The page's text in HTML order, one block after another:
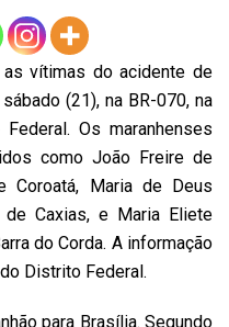
vítimas do acidente de
(21), na BR-070, na
Os maranhenses
como João Freire de
Coroatá, Maria de Deus
de Caxias, e Maria Eliete
do Corda. A informação
Distrito Federal.
para Brasília. Segundo